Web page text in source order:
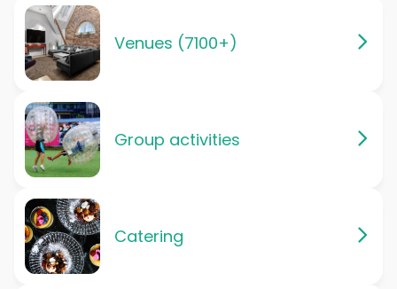
Venues (7100+)
Group activities
Catering